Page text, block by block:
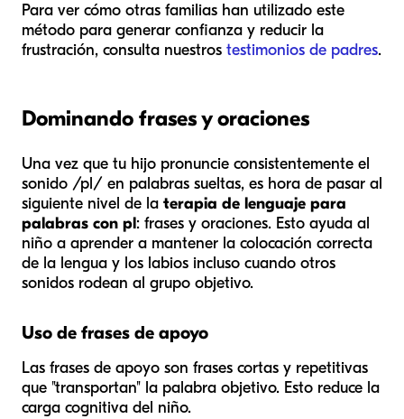
Para ver cómo otras familias han utilizado este
método para generar confianza y reducir la
frustración, consulta nuestros testimonios de padres.
Dominando frases y oraciones
Una vez que tu hijo pronuncie consistentemente el
sonido /pl/ en palabras sueltas, es hora de pasar al
siguiente nivel de la terapia de lenguaje para
palabras con pl: frases y oraciones. Esto ayuda al
niño a aprender a mantener la colocación correcta
de la lengua y los labios incluso cuando otros
sonidos rodean al grupo objetivo.
Uso de frases de apoyo
Las frases de apoyo son frases cortas y repetitivas
que "transportan" la palabra objetivo. Esto reduce la
carga cognitiva del niño.